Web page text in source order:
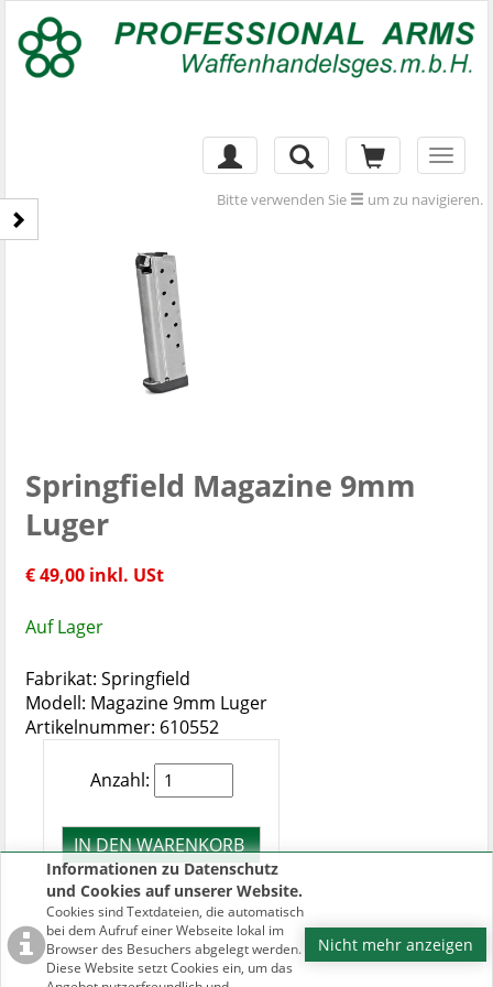
Informationen zu Datenschutz
und Cookies auf unserer Website.
Cookies sind Textdateien, die automatisch
bei dem Aufruf einer Webseite lokal im
Browser des Besuchers abgelegt werden.
Diese Website setzt Cookies ein, um das
Nicht mehr anzeigen
Bitte verwenden Sie um zu navigieren.
Springfield Magazine 9mm
Luger
€ 49,00 inkl. USt
Auf Lager
Fabrikat: Springfield
Modell: Magazine 9mm Luger
Artikelnummer: 610552
Anzahl: